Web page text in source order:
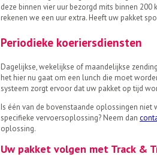
deze binnen vier uur bezorgd mits binnen
rekenen we een uur extra. Heeft uw pakket
Periodieke koeriersdiensten
Dagelijkse, wekelijkse of maandelijkse
het hier nu gaat om een lunch die moet
systeem zorgt ervoor dat uw pakket op tijd
Is één van de bovenstaande oplossingen niet
specifieke vervoersoplossing? Neem dan
oplossing.
Uw pakket volgen met Track &